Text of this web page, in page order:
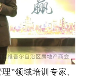
”领域培训专家、